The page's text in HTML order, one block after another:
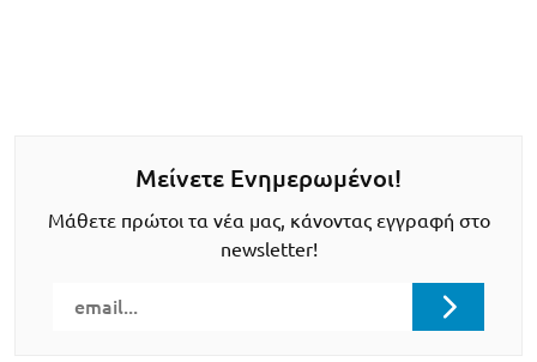
Μείνετε Ενημερωμένοι!
Μάθετε πρώτοι τα νέα μας, κάνοντας εγγραφή στο
newsletter!